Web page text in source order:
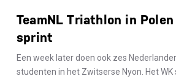
TeamNL Triathlon in Polen
sprint
Een week later doen ook zes
studenten in het Zwitserse Nyon. Het WK